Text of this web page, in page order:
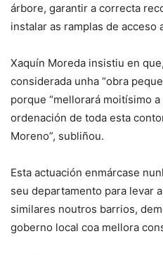
árbore, garantir a correcta
instalar as ramplas de acceso
Xaquín Moreda insistiu en
considerada unha “obra
porque “mellorará moitísimo
ordenación de toda esta
Moreno”, subliñou.
Esta actuación enmárcase
seu departamento para levar
similares noutros barrios,
goberno local coa mellora